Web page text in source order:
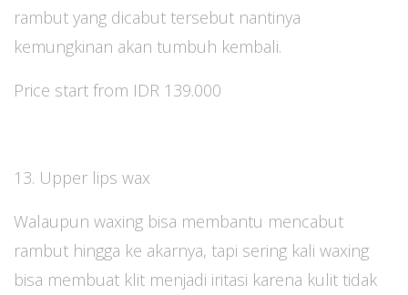
rambut yang dicabut tersebut nantinya
kemungkinan akan tumbuh kembali.
Price start from IDR 139.000
13. Upper lips wax
Walaupun waxing bisa membantu mencabut
rambut hingga ke akarnya, tapi sering kali waxing
bisa membuat klit menjadi iritasi karena kulit tidak